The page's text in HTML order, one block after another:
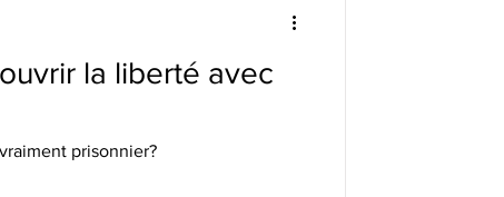
la liberté avec
prisonnier?